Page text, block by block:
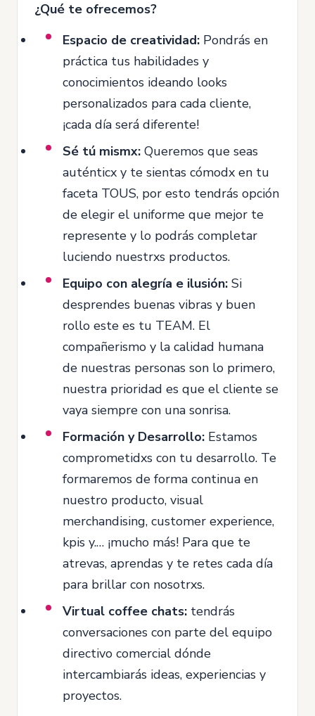
¿Qué te ofrecemos?
Espacio de creatividad: Pondrás en
práctica tus habilidades y
conocimientos ideando looks
personalizados para cada cliente,
¡cada día será diferente!
Sé tú mismx: Queremos que seas
auténticx y te sientas cómodx en tu
faceta TOUS, por esto tendrás opción
de elegir el uniforme que mejor te
represente y lo podrás completar
luciendo nuestrxs productos.
Equipo con alegría e ilusión: Si
desprendes buenas vibras y buen
rollo este es tu TEAM. El
compañerismo y la calidad humana
de nuestras personas son lo primero,
nuestra prioridad es que el cliente se
vaya siempre con una sonrisa.
Formación y Desarrollo: Estamos
comprometidxs con tu desarrollo. Te
formaremos de forma continua en
nuestro producto, visual
merchandising, customer experience,
kpis y.… ¡mucho más! Para que te
atrevas, aprendas y te retes cada día
para brillar con nosotrxs.
Virtual coffee chats: tendrás
conversaciones con parte del equipo
directivo comercial dónde
intercambiarás ideas, experiencias y
proyectos.